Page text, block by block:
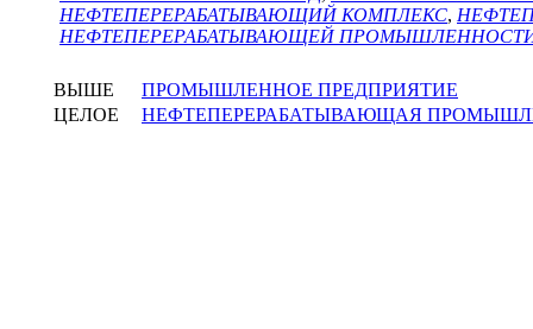
НЕФТЕПЕРЕРАБАТЫВАЮЩИЙ КОМПЛЕКС,
НЕФТЕПЕРЕРАБАТЫВАЮЩЕЙ
ВЫШЕ
ПРОМЫШЛЕННОЕ ПРЕДПРИЯТИЕ
ЦЕЛОЕ
НЕФТЕПЕРЕРАБАТЫВАЮЩАЯ